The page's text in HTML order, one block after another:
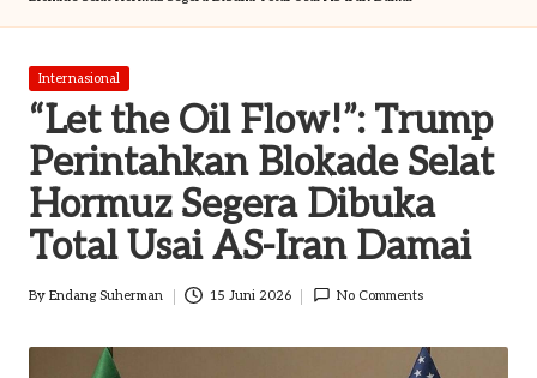
m
s
o
et
n
e
w
sc
o
Posted
in
Internasional
“Let the Oil Flow!”: Trump
Perintahkan Blokade Selat
Hormuz Segera Dibuka
Total Usai AS-Iran Damai
Posted
By Endang Suherman 15 Juni 2026 No Comments